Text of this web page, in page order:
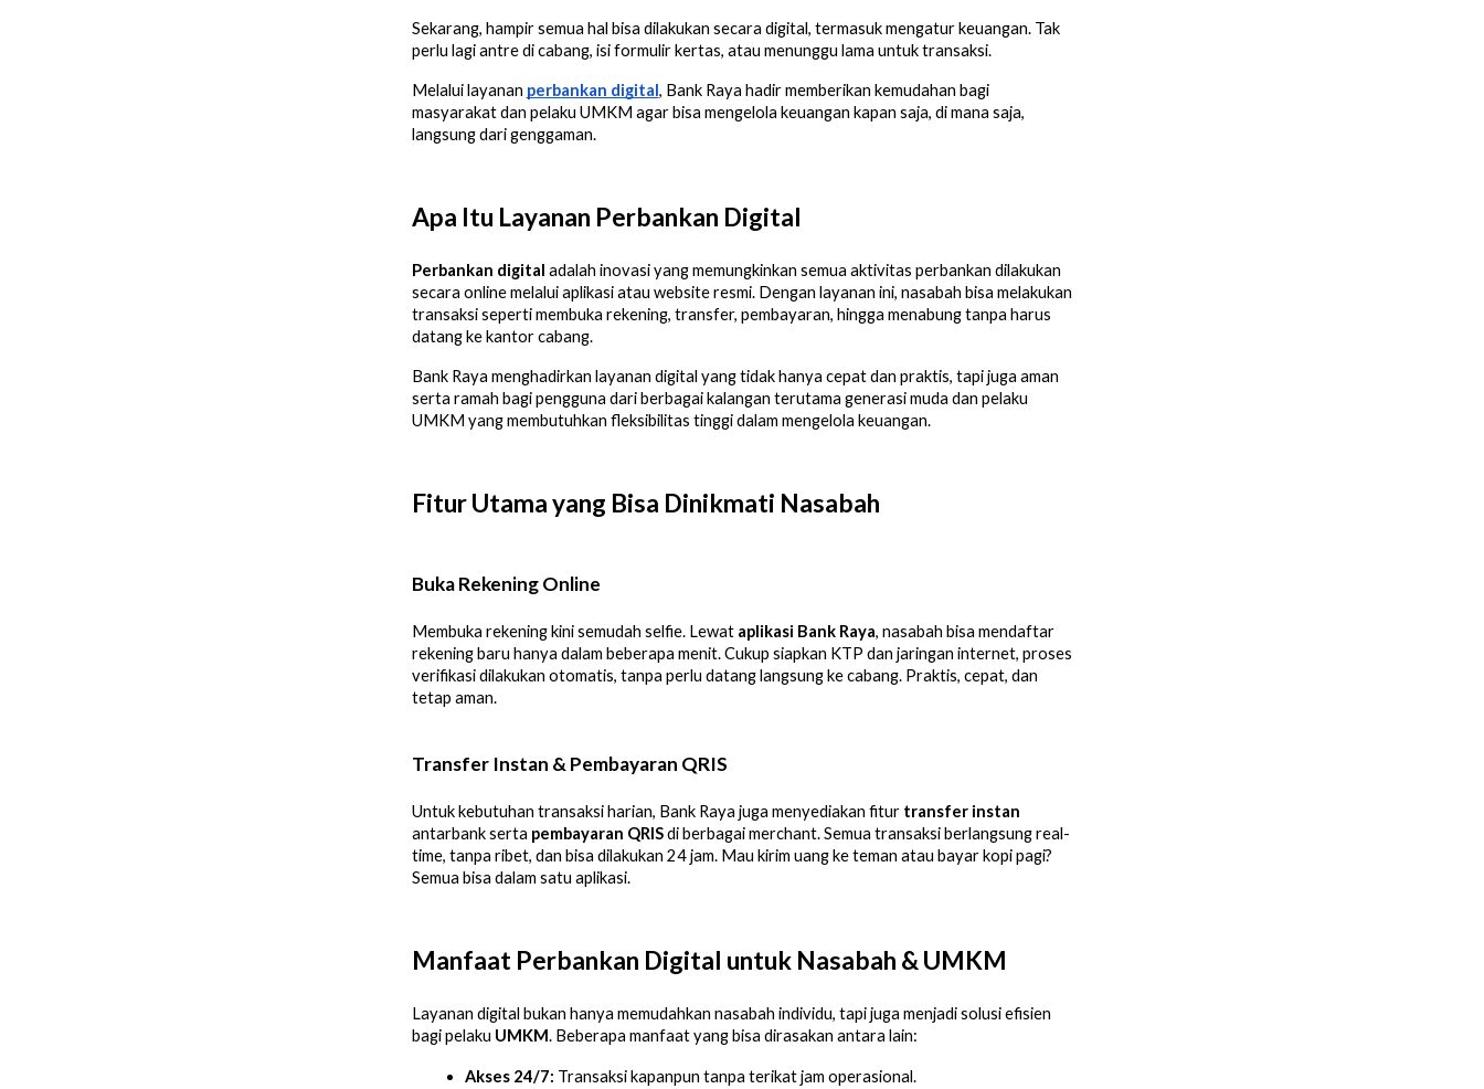
Sekarang, hampir semua hal bisa dilakukan secara digital, termasuk mengatur keuangan. Tak
perlu lagi antre di cabang, isi formulir kertas, atau menunggu lama untuk transaksi.
Melalui layanan perbankan digital, Bank Raya hadir memberikan kemudahan bagi
masyarakat dan pelaku UMKM agar bisa mengelola keuangan kapan saja, di mana saja,
langsung dari genggaman.
Apa Itu Layanan Perbankan Digital
Perbankan digital adalah inovasi yang memungkinkan semua aktivitas perbankan dilakukan
secara online melalui aplikasi atau website resmi. Dengan layanan ini, nasabah bisa melakukan
transaksi seperti membuka rekening, transfer, pembayaran, hingga menabung tanpa harus
datang ke kantor cabang.
Bank Raya menghadirkan layanan digital yang tidak hanya cepat dan praktis, tapi juga aman
serta ramah bagi pengguna dari berbagai kalangan terutama generasi muda dan pelaku
UMKM yang membutuhkan fleksibilitas tinggi dalam mengelola keuangan.
Fitur Utama yang Bisa Dinikmati Nasabah
Buka Rekening Online
Membuka rekening kini semudah selfie. Lewat aplikasi Bank Raya, nasabah bisa mendaftar
rekening baru hanya dalam beberapa menit. Cukup siapkan KTP dan jaringan internet, proses
verifikasi dilakukan otomatis, tanpa perlu datang langsung ke cabang. Praktis, cepat, dan
tetap aman.
Transfer Instan & Pembayaran QRIS
Untuk kebutuhan transaksi harian, Bank Raya juga menyediakan fitur transfer instan
antarbank serta pembayaran QRISdi berbagai merchant. Semua transaksi berlangsung real-
time, tanpa ribet, dan bisa dilakukan 24 jam. Mau kirim uang ke teman atau bayar kopi pagi?
Semua bisa dalam satu aplikasi.
Manfaat Perbankan Digital untuk Nasabah & UMKM
Layanan digital bukan hanya memudahkan nasabah individu, tapi juga menjadi solusi efisien
bagi pelaku UMKM. Beberapa manfaat yang bisa dirasakan antara lain:
Akses 24/7: Transaksi kapanpun tanpa terikat jam operasional.